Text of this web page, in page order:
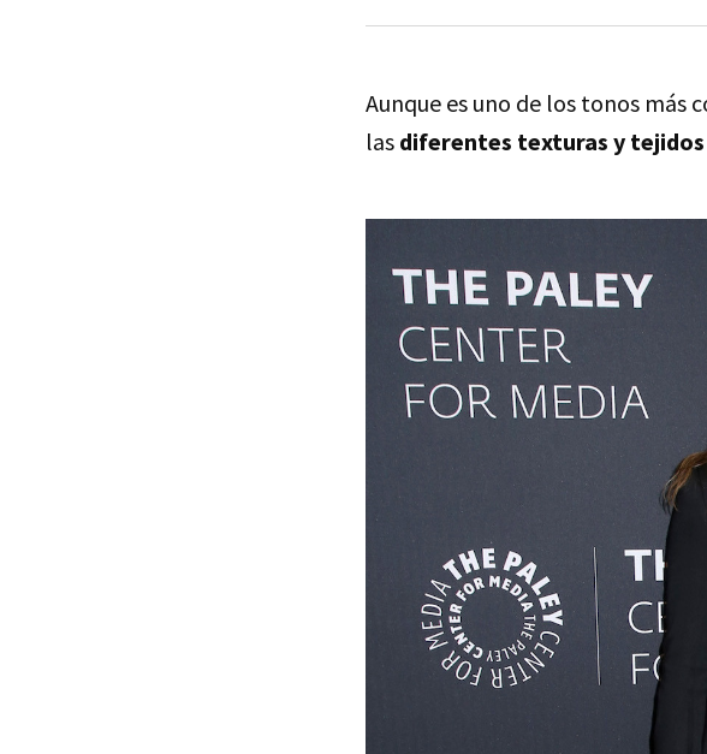
Aunque es uno de los tonos
las diferentes texturas y tejidos